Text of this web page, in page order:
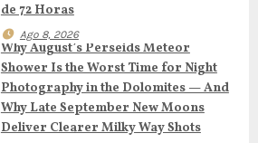
de 72 Horas
Ago 8, 2026
Why August’s Perseids Meteor
Shower Is the Worst Time for Night
Photography in the Dolomites — And
Why Late September New Moons
Deliver Clearer Milky Way Shots